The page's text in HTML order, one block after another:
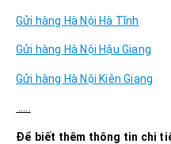
Gửi hàng Hà Nội Hà Tĩnh
Gửi hàng Hà Nội Hậu Giang
Gửi hàng Hà Nội Kiên Giang
…..
Để biết thêm thông tin chi